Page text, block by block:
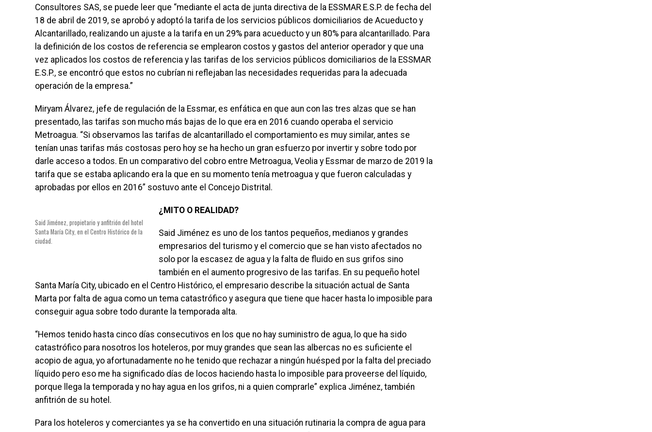
Consultores SAS, se puede leer que “mediante el acta de junta directiva de la ESSMAR E.S.P. de fecha del
18 de abril de 2019, se aprobó y adoptó la tarifa de los servicios públicos domiciliarios de Acueducto y
Alcantarillado, realizando un ajuste a la tarifa en un 29% para acueducto y un 80% para alcantarillado. Para
la definición de los costos de referencia se emplearon costos y gastos del anterior operador y que una
vez aplicados los costos de referencia y las tarifas de los servicios públicos domiciliarios de la ESSMAR
E.S.P., se encontró que estos no cubrían ni reflejaban las necesidades requeridas para la adecuada
operación de la empresa.”
Miryam Álvarez, jefe de regulación de la Essmar, es enfática en que aun con las tres alzas que se han
presentado, las tarifas son mucho más bajas de lo que era en 2016 cuando operaba el servicio
Metroagua. “Si observamos las tarifas de alcantarillado el comportamiento es muy similar, antes se
tenían unas tarifas más costosas pero hoy se ha hecho un gran esfuerzo por invertir y sobre todo por
darle acceso a todos. En un comparativo del cobro entre Metroagua, Veolia y Essmar de marzo de 2019 la
tarifa que se estaba aplicando era la que en su momento tenía metroagua y que fueron calculadas y
aprobadas por ellos en 2016” sostuvo ante el Concejo Distrital.
Said Jiménez, propietario y anfitrión del hotel
Santa María City, en el Centro Histórico de la
ciudad.
¿MITO O REALIDAD?
Said Jiménez es uno de los tantos pequeños, medianos y grandes
empresarios del turismo y el comercio que se han visto afectados no
solo por la escasez de agua y la falta de fluido en sus grifos sino
también en el aumento progresivo de las tarifas. En su pequeño hotel
Santa María City, ubicado en el Centro Histórico, el empresario describe la situación actual de Santa
Marta por falta de agua como un tema catastrófico y asegura que tiene que hacer hasta lo imposible para
conseguir agua sobre todo durante la temporada alta.
“Hemos tenido hasta cinco días consecutivos en los que no hay suministro de agua, lo que ha sido
catastrófico para nosotros los hoteleros, por muy grandes que sean las albercas no es suficiente el
acopio de agua, yo afortunadamente no he tenido que rechazar a ningún huésped por la falta del preciado
líquido pero eso me ha significado días de locos haciendo hasta lo imposible para proveerse del líquido,
porque llega la temporada y no hay agua en los grifos, ni a quien comprarle” explica Jiménez, también
anfitrión de su hotel.
Para los hoteleros y comerciantes ya se ha convertido en una situación rutinaria la compra de agua para